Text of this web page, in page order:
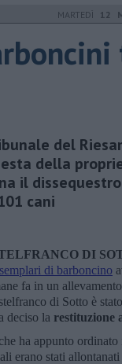
MARTEDÌ 12
del
della
il
cani
DI
di barboncino
fa in un
di Sotto è
deciso la restituzione
ha appunto ordinato
erano stati